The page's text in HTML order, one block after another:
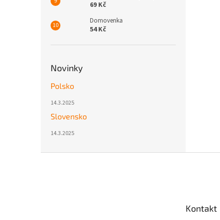
69 Kč
Domovenka
54 Kč
Novinky
Polsko
14.3.2025
Slovensko
14.3.2025
Kontakt